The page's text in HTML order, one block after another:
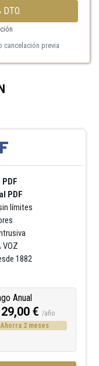
DTO.
cancelación previa
PDF
límites
VOZ
1882
Anual
€ /año
Ahorra 2 meses